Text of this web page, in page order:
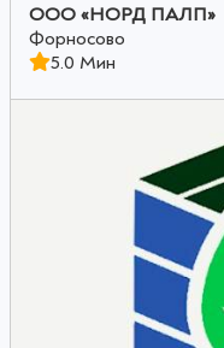
ООО «НОРД ПАЛП»
Форносово
5.0 Мин